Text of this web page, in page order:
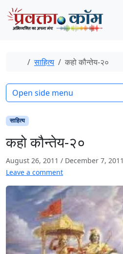
Skip to content
Skip to footer
Home
साहित्‍य कहो कौन्तेय-२०
साहित्‍य
कहो कौन्तेय-२०
August 26, 2011 / December 7, 2011
Leave a comment
Open side menu